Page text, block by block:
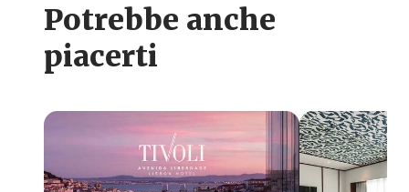
Potrebbe anche
piacerti